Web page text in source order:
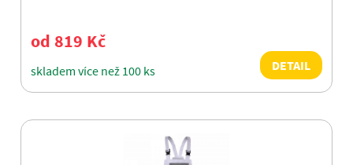
od 819 Kč
skladem více než 100 ks DETAIL